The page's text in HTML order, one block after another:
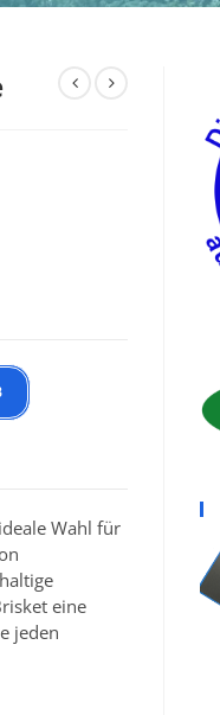
Wahl für
eine
jeden